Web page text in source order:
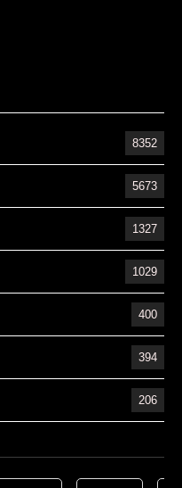
8352
5673
1327
1029
400
394
206